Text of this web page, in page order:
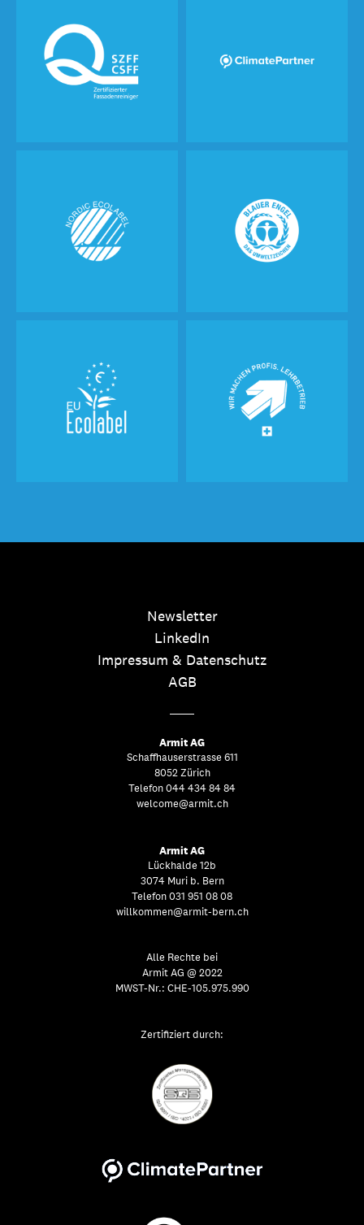
Newsletter
LinkedIn
Impressum & Datenschutz
AGB
Armit AG
Schaffhauserstrasse 611
8052 Zürich
Telefon 044 434 84 84
welcome@armit.ch
Armit AG
Lückhalde 12b
3074 Muri b. Bern
Telefon 031 951 08 08
willkommen@armit-bern.ch
Alle Rechte bei
Armit AG @ 2022
MWST-Nr.: CHE-105.975.990
Zertifiziert durch: